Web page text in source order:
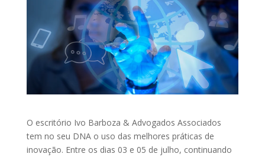
O escritório Ivo Barboza & Advogados Associados
tem no seu DNA o uso das melhores práticas de
inovação. Entre os dias 03 e 05 de julho, continuando